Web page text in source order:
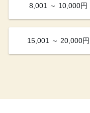
8,001 ～ 10,000円
15,001 ～ 20,000円